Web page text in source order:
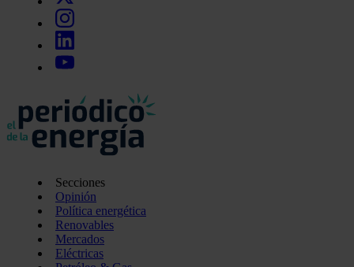
Secciones
Opinión
Política energética
Renovables
Mercados
Eléctricas